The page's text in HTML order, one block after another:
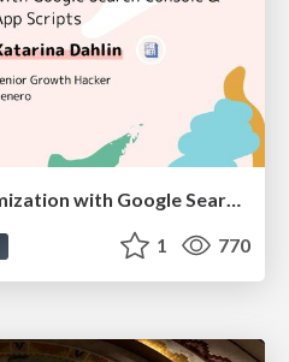
Efficient Content Optimization with Google Search Console & Apps Script
1 770